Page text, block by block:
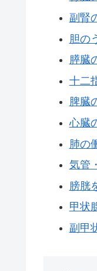
副腎
胆の
膵臓
十二
脾臓
心臓
肺の
気管
膀胱
甲状
副甲